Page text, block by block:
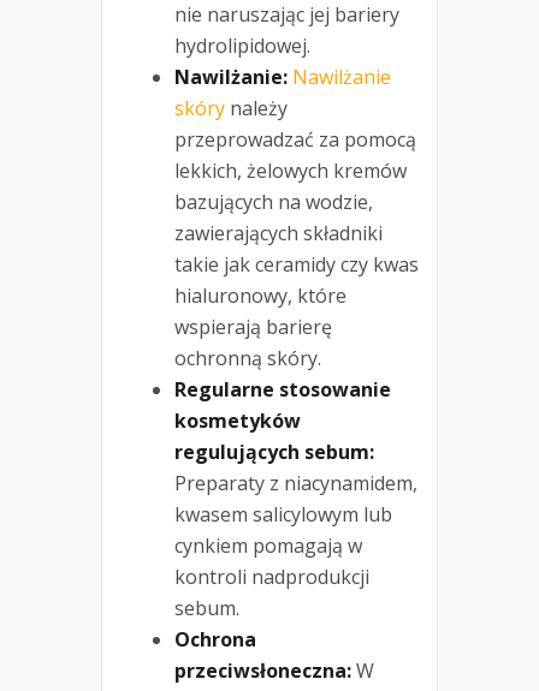
nie naruszając jej bariery
hydrolipidowej.
Nawilżanie: Nawilżanie
skóry należy
przeprowadzać za pomocą
lekkich, żelowych kremów
bazujących na wodzie,
zawierających składniki
takie jak ceramidy czy kwas
hialuronowy, które
wspierają barierę
ochronną skóry.
Regularne stosowanie
kosmetyków
regulujących sebum:
Preparaty z niacynamidem,
kwasem salicylowym lub
cynkiem pomagają w
kontroli nadprodukcji
sebum.
Ochrona
przeciwsłoneczna:W